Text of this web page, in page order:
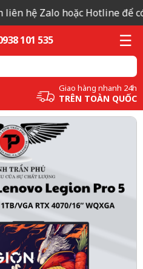
hệ Zalo hoặc Hotline để có
101 535
Giao hàng nhanh 24h
TRÊN TOÀN QUỐC